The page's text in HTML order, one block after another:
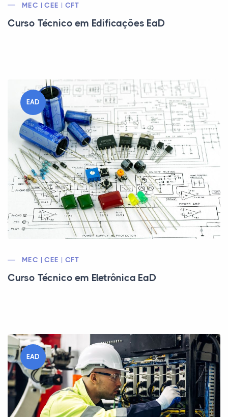
MEC | CEE | CFT
Curso Técnico em Edificações EaD
EAD
MEC | CEE | CFT
Curso Técnico em Eletrônica EaD
EAD